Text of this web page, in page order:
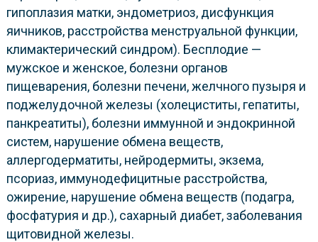
гипоплазия матки, эндометриоз, дисфункция
яичников, расстройства менструальной функции,
климактерический синдром). Бесплодие —
мужское и женское, болезни органов
пищеварения, болезни печени, желчного пузыря и
поджелудочной железы (холециститы, гепатиты,
панкреатиты), болезни иммунной и эндокринной
систем, нарушение обмена веществ,
аллергодерматиты, нейродермиты, экзема,
псориаз, иммунодефицитные расстройства,
ожирение, нарушение обмена веществ (подагра,
фосфатурия и др.), сахарный диабет, заболевания
щитовидной железы.